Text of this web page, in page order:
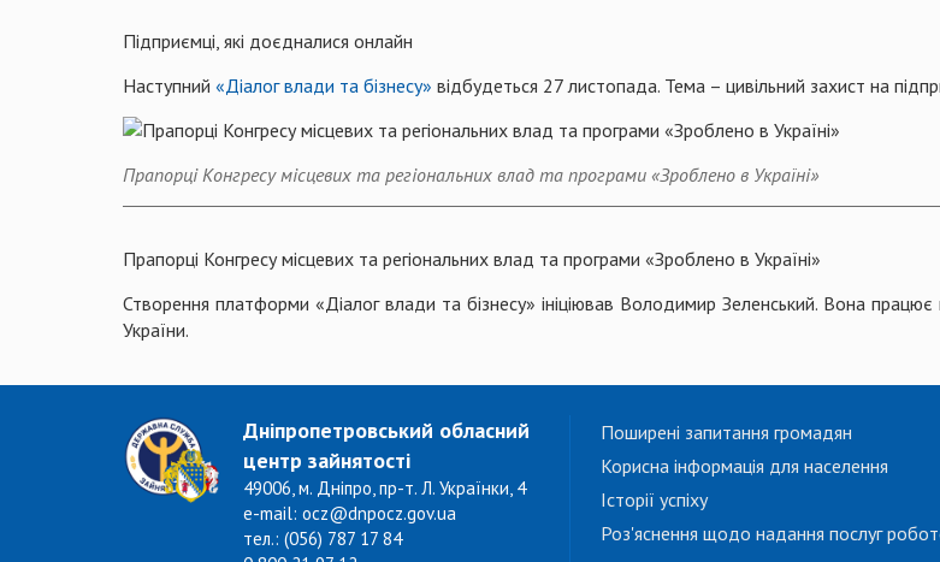
Підприємці, які доєдналися онлайн
Наступний «Діалог влади та бізнесу» відбудеться 27 листопада. Тема – цивільний захист на
Прапорці Конгресу місцевих та регіональних влад та програми «Зроблено в Україні»
Прапорці Конгресу місцевих та регіональних влад та програми «Зроблено в Україні»
Створення платформи «Діалог влади та бізнесу» ініціював Володимир Зеленський. Вона
України.
Дніпропетровський обласний
центр зайнятості
49006, м. Дніпро, пр-т. Л. Українки, 4
e-mail: ocz@dnpocz.gov.ua
тел.: (056) 787 17 84
Поширені запитання громадян
Корисна інформація для населення
Історії успіху
Роз'яснення щодо надання послуг